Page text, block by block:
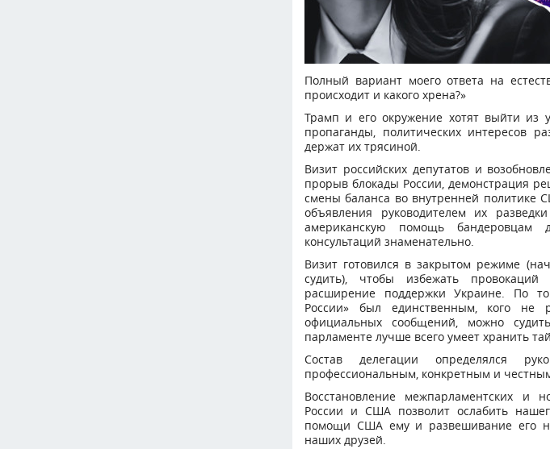
Полный вариант моего ответа на
происходит и какого хрена?»
Трамп и его окружение хотят выйти из
пропаганды, политических интересов
держат их трясиной.
Визит российских депутатов и
прорыв блокады России, демонстрация
смены баланса во внутренней
объявления руководителем их
американскую помощь
консультаций знаменательно.
Визит готовился в закрытом режиме
судить), чтобы избежать
расширение поддержки Украине. По
России» был единственным, кого не
официальных сообщений, можно
парламенте лучше всего умеет хранить
Состав делегации определялся
профессиональным, конкретным и
Восстановление межпарламентских и
России и США позволит ослабить
помощи США ему и развешивание его
наших друзей.